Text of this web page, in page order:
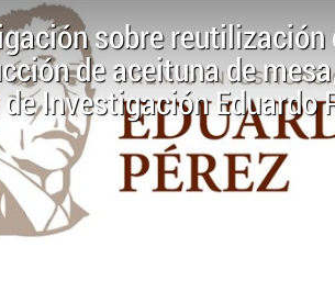
sobre reutilización
de aceituna de
Investigación Eduardo